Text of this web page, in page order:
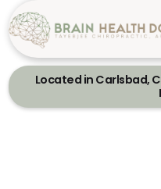
Located in Carlsbad,